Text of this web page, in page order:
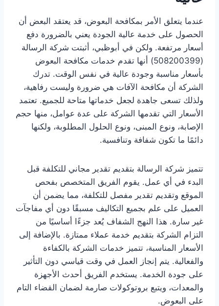
عندما يتعلق الأمر بمكافحة البعوض، قد يعتقد البعض أن
الحصول على خدمة عالية الجودة يعني بالضرورة دفع
أسعار مرتفعة. ولكن في أبوظبي، أثبتت شركة الرسالة
(508200399) أنها تقدم خدمات مكافحة البعوض
بأسعار مناسبة وجودة عالية في نفس الوقت. تدرك
الشركة أن مكافحة الآفات هي ضرورة وليست رفاهية،
ولذلك تسعى جاهدة لجعل خدماتها متاحة للجميع. تعتمد
الأسعار التي تقدمها الشركة على عدة عوامل، منها حجم
الإصابة، ونوع المبنى، ونوع الحلول المطلوبة، ولكنها
دائمًا ما تكون شفافة وتنافسية.
تتميز شركة الرسالة بتقديم تقدير مجاني للتكلفة قبل
البدء في أي عمل. يقوم الفريق المتخصص بفحص
الموقع وتقديم تقدير مفصل للتكلفة، مما يضمن أن
العميل على علم بجميع التكاليف مسبقًا دون أي مفاجآت
غير سارة. هذا النهج الشفاف يُعد جزءًا أساسيًا من
التزام الشركة بتقديم خدمة عملاء ممتازة. بالإضافة إلى
الأسعار المناسبة، تتميز خدمات الشركة بالكفاءة
والفعالية. يتم إنجاز العمل في وقت قياسي دون التأثير
على جودة الخدمة. يستخدم الفريق أحدث الأجهزة
والمعدات، ويتبع بروتوكولات صارمة لضمان القضاء التام
على البعوض.